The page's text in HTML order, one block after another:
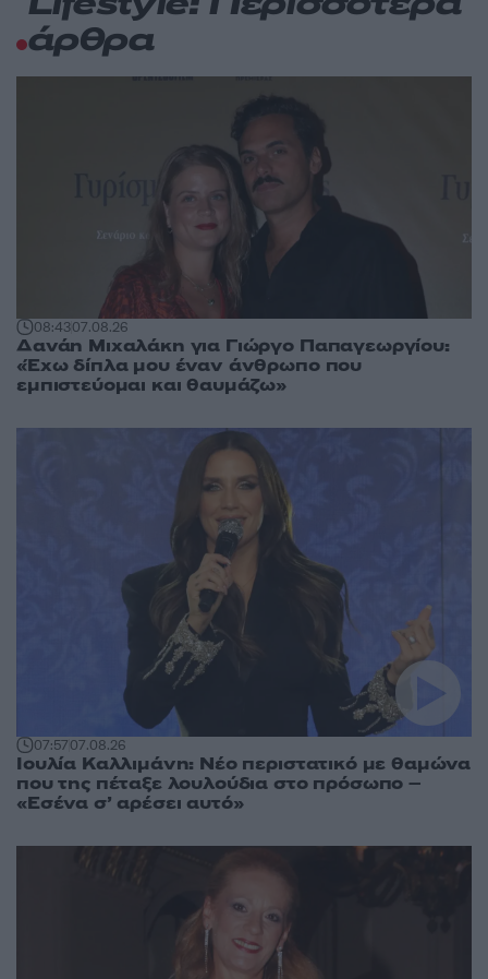
άρθρα
08:4307.08.26
Δανάη Μιχαλάκη για Γιώργο Παπαγεωργίου:
«Έχω δίπλα μου έναν άνθρωπο που
εμπιστεύομαι και θαυμάζω»
07:5707.08.26
Ιουλία Καλλιμάνη: Νέο περιστατικό με θαμώνα
που της πέταξε λουλούδια στο πρόσωπο –
«Εσένα σ’ αρέσει αυτό»